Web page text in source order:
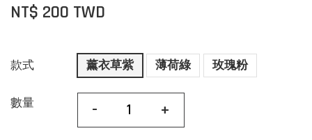
NT$ 200 TWD
款式 薰衣草紫 薄荷綠 玫瑰粉
數量 - +